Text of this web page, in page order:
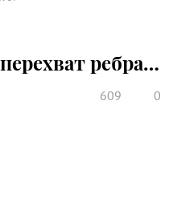
ребра…
609 0